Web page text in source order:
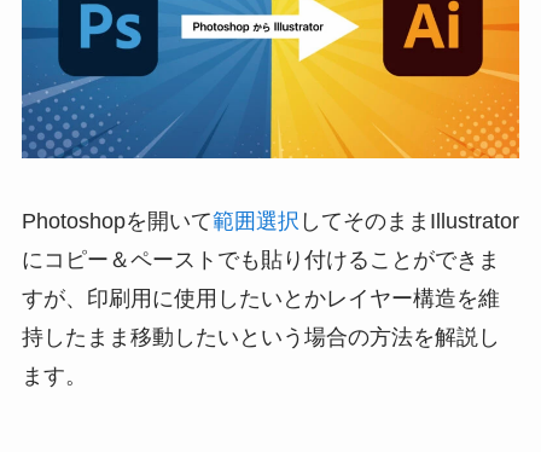
Photoshopを開いて範囲選択 してそのままIllustrator
にコピー＆ペーストでも貼り付けることができま
すが、印刷用に使用したいとかレイヤー構造を維
持したまま移動したいという場合の方法を解説し
ます。